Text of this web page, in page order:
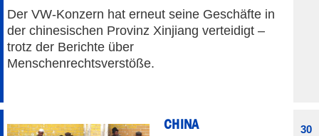
Der VW-Konzern hat erneut seine Geschäfte in
der chinesischen Provinz Xinjiang verteidigt –
trotz der Berichte über
Menschenrechtsverstöße.
CHINA
30